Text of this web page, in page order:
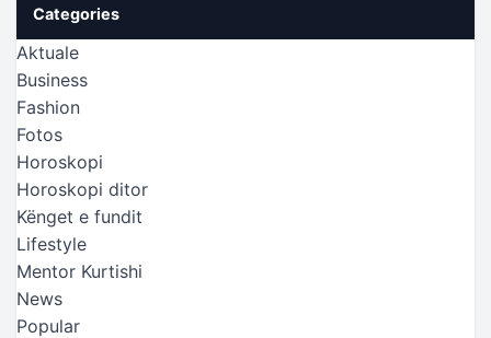
Categories
Aktuale
Business
Fashion
Fotos
Horoskopi
Horoskopi ditor
Kënget e fundit
Lifestyle
Mentor Kurtishi
News
Popular